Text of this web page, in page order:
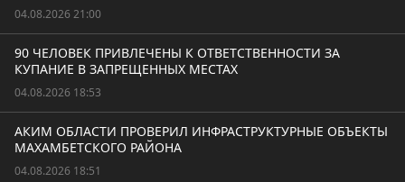
04.08.2026 21:00
90 ЧЕЛОВЕК ПРИВЛЕЧЕНЫ К ОТВЕТСТВЕННОСТИ ЗА
КУПАНИЕ В ЗАПРЕЩЕННЫХ МЕСТАХ
04.08.2026 18:53
АКИМ ОБЛАСТИ ПРОВЕРИЛ ИНФРАСТРУКТУРНЫЕ ОБЪЕКТЫ
МАХАМБЕТСКОГО РАЙОНА
04.08.2026 18:51